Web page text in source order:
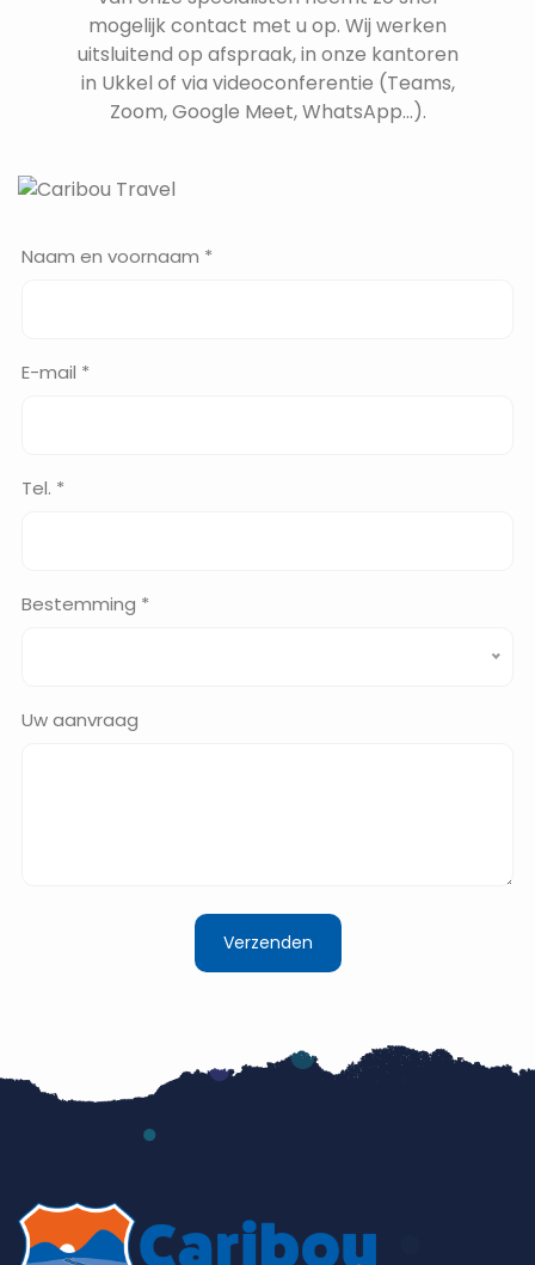
mogelijk contact met u op. Wij werken
uitsluitend op afspraak, in onze kantoren
in Ukkel of via videoconferentie (Teams,
Zoom, Google Meet, WhatsApp...).
Naam en voornaam *
E-mail *
Tel. *
Bestemming *
Uw aanvraag